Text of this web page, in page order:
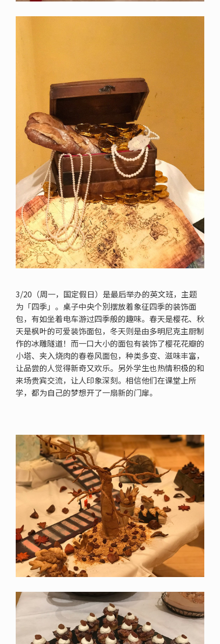
3/20（周一，国定假日）是最后举办的英文班，主题
为「四季」。桌子中央个別摆放着象征四季的装饰面
包，有如坐着电车游过四季般的趣味。春天是樱花、秋
天是枫叶的可爱装饰面包，冬天则是由多明尼克主厨制
作的冰雕隧道！而一口大小的面包有装饰了樱花花瓣的
小塔、夹入烧肉的春卷风面包，种类多变、滋味丰富，
让品尝的人觉得新奇又欢乐。另外学生也热情积极的和
来场贵宾交流，让人印象深刻。相信他们在课堂上所
学，都为自己的梦想开了一扇新的门扉。